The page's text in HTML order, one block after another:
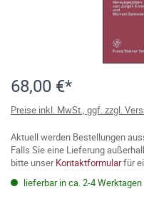
68,00 €*
Preise inkl. MwSt., ggf. zzgl.
Aktuell werden Bestellungen
Falls Sie eine Lieferung
bitte unserKontaktformularfür
lieferbar in ca. 2-4 Werktagen